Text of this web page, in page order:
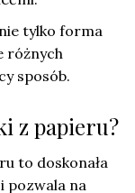
tylko forma
różnych
sposób.
z papieru?
to doskonała
pozwala na